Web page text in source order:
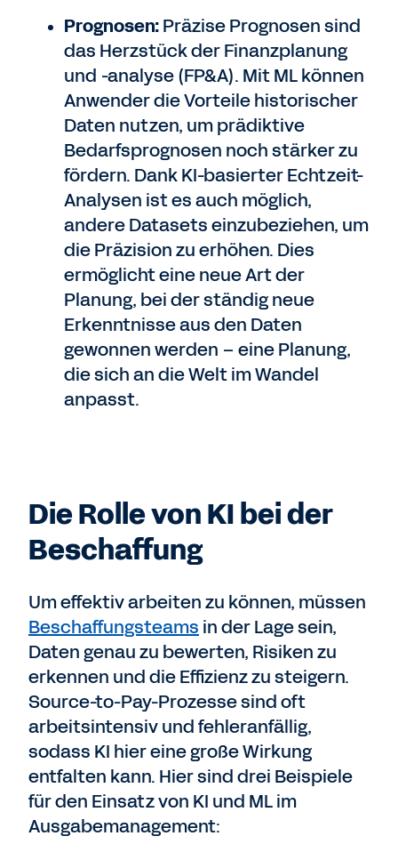
Prognosen:Präzise Prognosen sind
das Herzstück der Finanzplanung
und -analyse (FP&A). Mit ML können
Anwender die Vorteile historischer
Daten nutzen, um prädiktive
Bedarfsprognosen noch stärker zu
fördern. Dank KI-basierter Echtzeit-
Analysen ist es auch möglich,
andere Datasets einzubeziehen, um
die Präzision zu erhöhen. Dies
ermöglicht eine neue Art der
Planung, bei der ständig neue
Erkenntnisse aus den Daten
gewonnen werden – eine Planung,
die sich an die Welt im Wandel
anpasst.
Die Rolle von KI bei der
Beschaffung
Um effektiv arbeiten zu können, müssen
Beschaffungsteams in der Lage sein,
Daten genau zu bewerten, Risiken zu
erkennen und die Effizienz zu steigern.
Source-to-Pay-Prozesse sind oft
arbeitsintensiv und fehleranfällig,
sodass KI hier eine große Wirkung
entfalten kann. Hier sind drei Beispiele
für den Einsatz von KI und ML im
Ausgabemanagement: